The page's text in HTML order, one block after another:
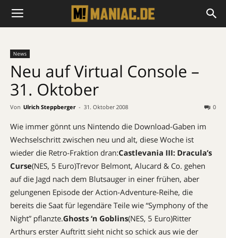
News
Neu auf Virtual Console –
31. Oktober
Von Ulrich Steppberger - 31. Oktober 2008 0
Wie immer gönnt uns Nintendo die Download-Gaben im
Wechselschritt zwischen neu und alt, diese Woche ist
wieder die Retro-Fraktion dran:Castlevania III: Dracula’s
Curse(NES, 5 Euro)Trevor Belmont, Alucard & Co. gehen
auf die Jagd nach dem Blutsauger in einer frühen, aber
gelungenen Episode der Action-Adventure-Reihe, die
bereits die Saat für legendäre Teile wie “Symphony of the
Night” pflanzte.Ghosts ‘n Goblins(NES, 5 Euro)Ritter
Arthurs erster Auftritt sieht nicht so schick aus wie der